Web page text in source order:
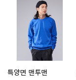
특양면 맨투맨